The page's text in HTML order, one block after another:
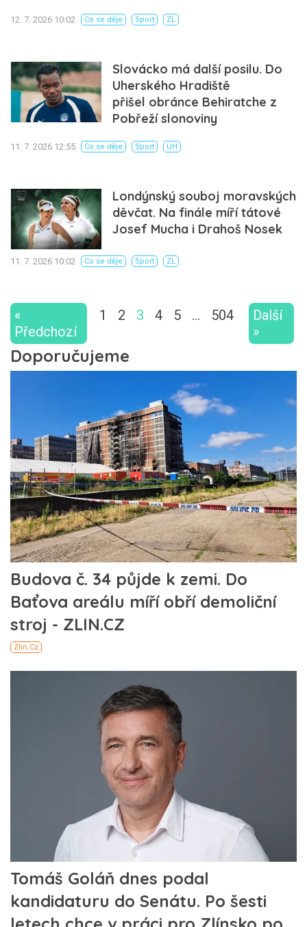
12. 7. 2026 10:02 Co se děje Sport ZL
Slovácko má další posilu. Do
Uherského Hradiště
přišel obránce Behiratche z
Pobřeží slonoviny
11. 7. 2026 12:55 Co se děje Sport UH
Londýnský souboj moravských
děvčat. Na finále míří tátové
Josef Mucha i Drahoš Nosek
11. 7. 2026 10:02 Co se děje Sport ZL
«
Předchozí
1 2 3 4 5 … 504
Další
»